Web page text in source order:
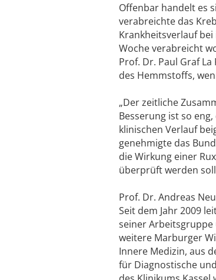
Offenbar handelt es
verabreichte das
Krankheitsverlauf
Woche verabreicht
Prof. Dr. Paul Graf
des Hemmstoffs,
„Der zeitliche
Besserung ist so
klinischen Verlauf
genehmigte das
die Wirkung einer
überprüft werden
Prof. Dr. Andreas
Seit dem Jahr 2009
seiner
weitere Marburger
Innere Medizin, aus
für Diagnostische